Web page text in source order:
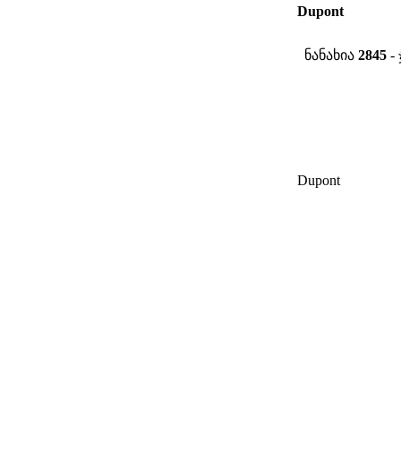
Dupont
ნანახია 2845 -
Dupont